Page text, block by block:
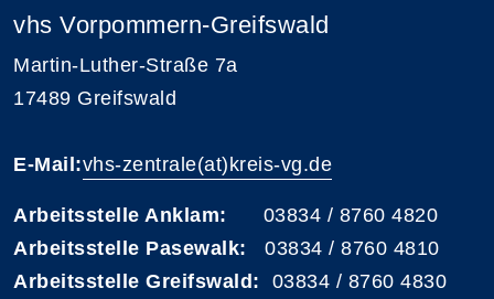
vhs Vorpommern-Greifswald
Martin-Luther-Straße 7a
17489 Greifswald
E-Mail:vhs-zentrale(at)kreis-vg.de
Arbeitsstelle Anklam: 03834 / 8760 4820
Arbeitsstelle Pasewalk: 03834 / 8760 4810
Arbeitsstelle Greifswald: 03834 / 8760 4830